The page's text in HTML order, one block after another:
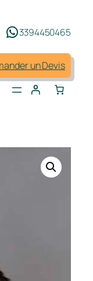
3394450465
un Devis